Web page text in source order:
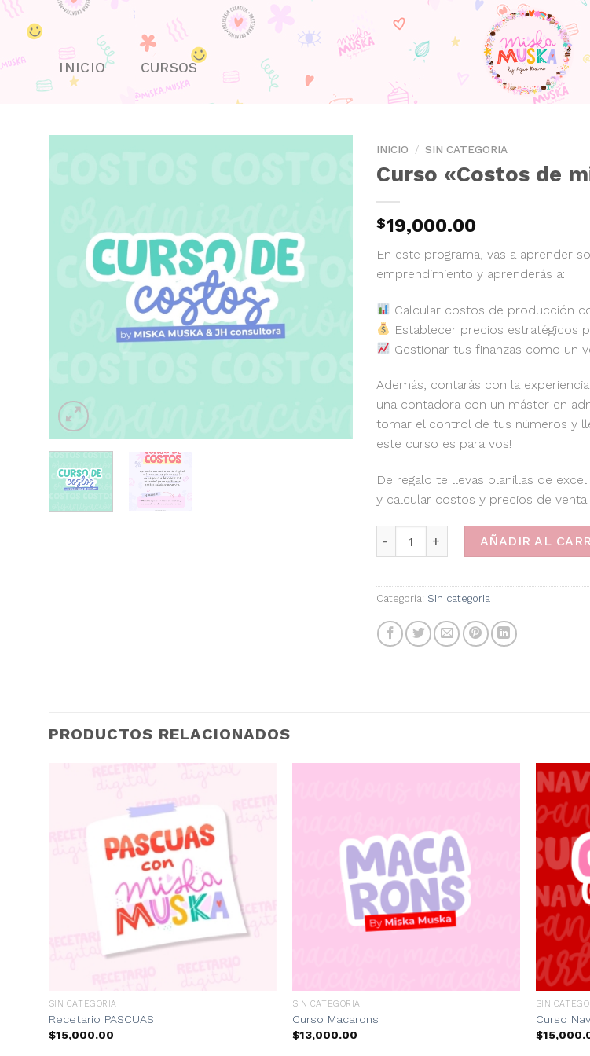
Skip
INICIO CURSOS
INICIO / SIN CATEGORIA
Curso «Costos de
$19,000.00
En este programa, vas a aprender
emprendimiento y aprenderás a:
Calcular costos de producción
Establecer precios estratégicos
Gestionar tus finanzas como un
Además, contarás con la
una contadora con un máster en
tomar el control de tus números y
este curso es para vos!
De regalo te llevas planillas de
y calcular costos y precios de venta.
Curso "Costos de miAÑADIR AL
Categoría: Sin categoria
PRODUCTOS RELACIONADOS
SIN CATEGORIA
Recetario PASCUAS
$15,000.00
SIN CATEGORIA
Curso Macarons
$13,000.00
SIN
Curso
$